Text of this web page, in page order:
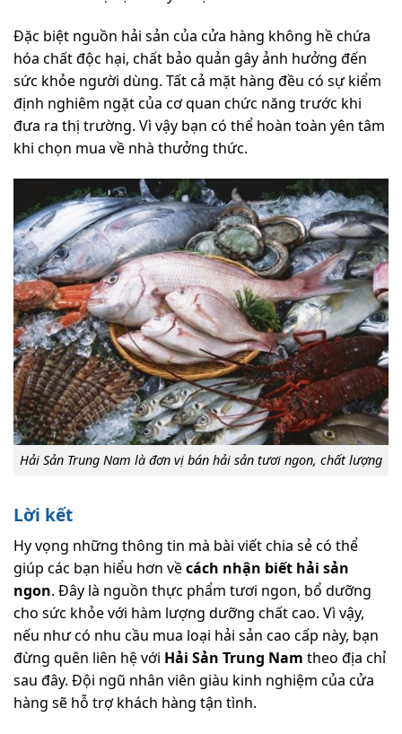
Đặc biệt nguồn hải sản của cửa hàng không hề chứa
hóa chất độc hại, chất bảo quản gây ảnh hưởng đến
sức khỏe người dùng. Tất cả mặt hàng đều có sự kiểm
định nghiêm ngặt của cơ quan chức năng trước khi
đưa ra thị trường. Vì vậy bạn có thể hoàn toàn yên tâm
khi chọn mua về nhà thưởng thức.
Hải Sản Trung Nam là đơn vị bán hải sản tươi ngon, chất lượng
Lời kết
Hy vọng những thông tin mà bài viết chia sẻ có thể
giúp các bạn hiểu hơn vềcách nhận biết hải sản
ngon. Đây là nguồn thực phẩm tươi ngon, bổ dưỡng
cho sức khỏe với hàm lượng dưỡng chất cao. Vì vậy,
nếu như có nhu cầu mua loại hải sản cao cấp này, bạn
đừng quên liên hệ với Hải Sản Trung Nam theo địa chỉ
sau đây. Đội ngũ nhân viên giàu kinh nghiệm của cửa
hàng sẽ hỗ trợ khách hàng tận tình.